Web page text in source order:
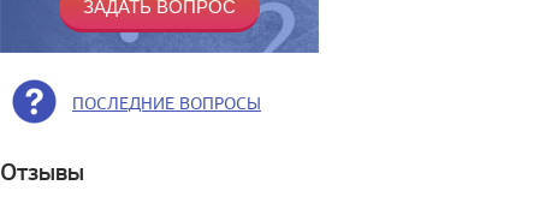
ПОСЛЕДНИЕ ВОПРОСЫ
Отзывы